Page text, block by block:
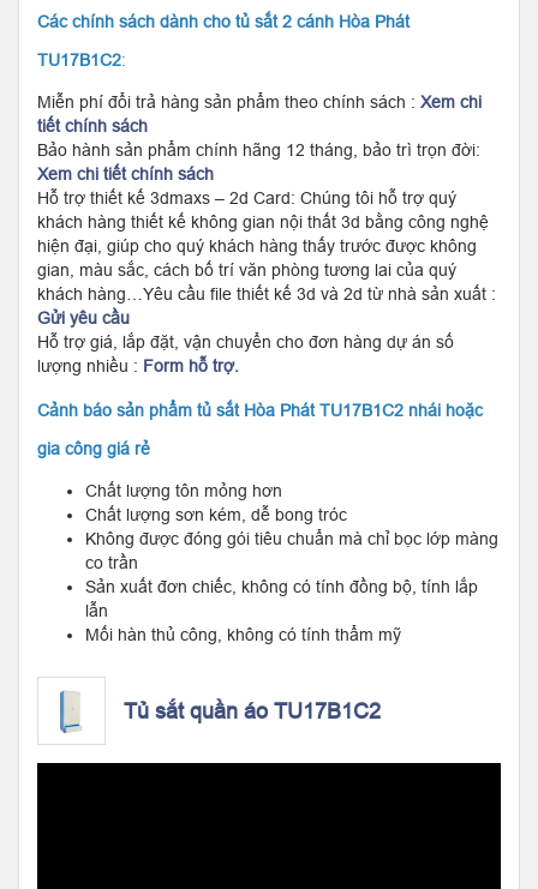
Các chính sách dành cho tủ sắt 2 cánh Hòa Phát
TU17B1C2:
Miễn phí đổi trả hàng sản phẩm theo chính sách : Xem chi
tiết chính sách
Bảo hành sản phẩm chính hãng 12 tháng, bảo trì trọn đời:
Xem chi tiết chính sách
Hỗ trợ thiết kế 3dmaxs – 2d Card: Chúng tôi hỗ trợ quý
khách hàng thiết kế không gian nội thất 3d bằng công nghệ
hiện đại, giúp cho quý khách hàng thấy trước được không
gian, màu sắc, cách bố trí văn phòng tương lai của quý
khách hàng…Yêu cầu file thiết kế 3d và 2d từ nhà sản xuất :
Gửi yêu cầu
Hỗ trợ giá, lắp đặt, vận chuyển cho đơn hàng dự án số
lượng nhiều : Form hỗ trợ.
Cảnh báo sản phẩm tủ sắt Hòa Phát TU17B1C2 nhái hoặc
gia công giá rẻ
Chất lượng tôn mỏng hơn
Chất lượng sơn kém, dễ bong tróc
Không được đóng gói tiêu chuẩn mà chỉ bọc lớp màng
co trần
Sản xuất đơn chiếc, không có tính đồng bộ, tính lắp
lẫn
Mối hàn thủ công, không có tính thẩm mỹ
Tủ sắt quần áo TU17B1C2